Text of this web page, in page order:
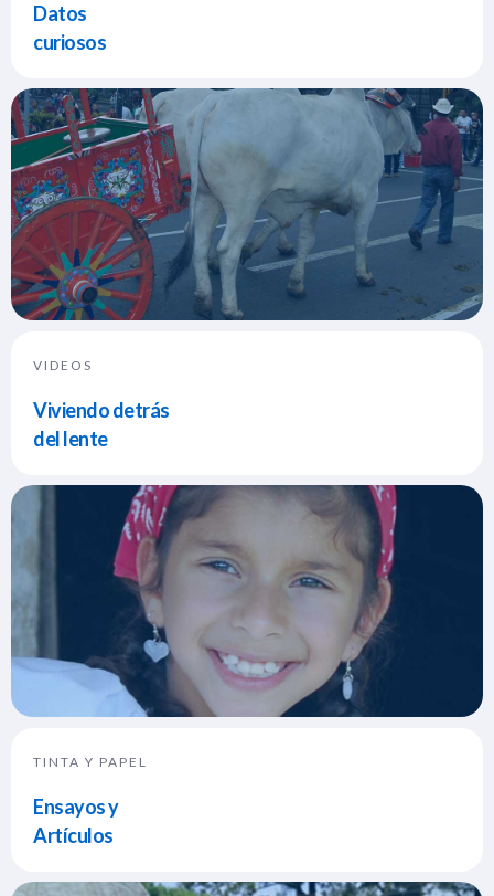
Datos
curiosos
VIDEOS
Viviendo detrás
del lente
TINTA Y PAPEL
Ensayos y
Artículos